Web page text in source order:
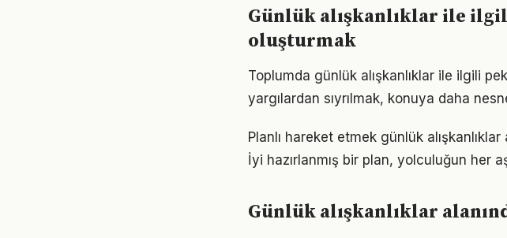
Günlük alışkanlıklar ile
oluşturmak
Toplumda günlük alışkanlıklar ile ilgili
yargılardan sıyrılmak, konuya daha
Planlı hareket etmek günlük
İyi hazırlanmış bir plan, yolculuğun her
Günlük alışkanlıklar